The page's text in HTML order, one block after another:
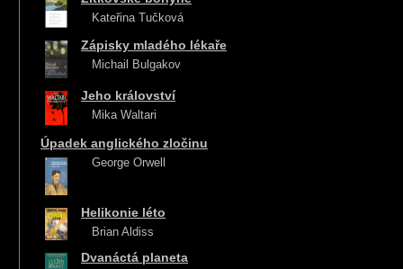
Kateřina Tučková
Zápisky mladého lékaře
Michail Bulgakov
Jeho království
Mika Waltari
Úpadek anglického zločinu
George Orwell
Helikonie léto
Brian Aldiss
Dvanáctá planeta